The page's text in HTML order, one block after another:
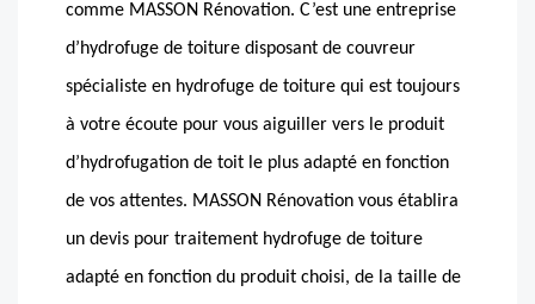
comme MASSON Rénovation. C’est une entreprise
d’hydrofuge de toiture disposant de couvreur
spécialiste en hydrofuge de toiture qui est toujours
à votre écoute pour vous aiguiller vers le produit
d’hydrofugation de toit le plus adapté en fonction
de vos attentes. MASSON Rénovation vous établira
un devis pour traitement hydrofuge de toiture
adapté en fonction du produit choisi, de la taille de